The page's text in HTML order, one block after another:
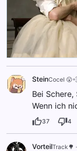
SteinCocel
Bei
Wenn ich
37 4
VorteilTrack🌳